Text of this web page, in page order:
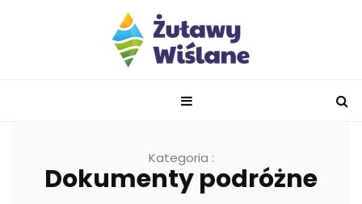
Kategoria :
Dokumenty podróżne